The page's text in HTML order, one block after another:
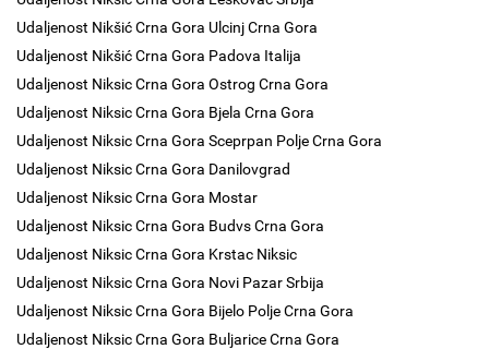
Udaljenost Nikšić Crna Gora Ulcinj Crna Gora
Udaljenost Nikšić Crna Gora Padova Italija
Udaljenost Niksic Crna Gora Ostrog Crna Gora
Udaljenost Niksic Crna Gora Bjela Crna Gora
Udaljenost Niksic Crna Gora Sceprpan Polje Crna Gora
Udaljenost Niksic Crna Gora Danilovgrad
Udaljenost Niksic Crna Gora Mostar
Udaljenost Niksic Crna Gora Budvs Crna Gora
Udaljenost Niksic Crna Gora Krstac Niksic
Udaljenost Niksic Crna Gora Novi Pazar Srbija
Udaljenost Niksic Crna Gora Bijelo Polje Crna Gora
Udaljenost Niksic Crna Gora Buljarice Crna Gora